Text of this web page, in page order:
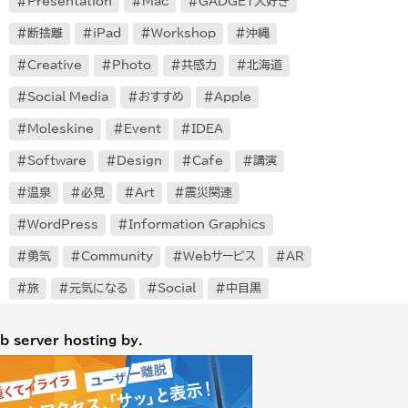
断捨離 iPad Workshop 沖縄
Creative Photo 共感力 北海道
Social Media おすすめ Apple
Moleskine Event IDEA
Software Design Cafe 講演
温泉 必見 Art 震災関連
WordPress Information Graphics
勇気 Community Webサービス AR
旅 元気になる Social 中目黒
server hosting by.